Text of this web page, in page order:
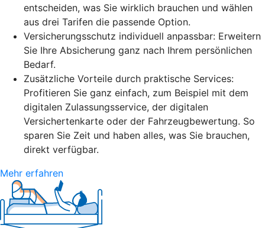
entscheiden, was Sie wirklich brauchen und wählen
aus drei Tarifen die passende Option.
Versicherungsschutz individuell anpassbar: Erweitern
Sie Ihre Absicherung ganz nach Ihrem persönlichen
Bedarf.
Zusätzliche Vorteile durch praktische Services:
Profitieren Sie ganz einfach, zum Beispiel mit dem
digitalen Zulassungsservice, der digitalen
Versichertenkarte oder der Fahrzeugbewertung. So
sparen Sie Zeit und haben alles, was Sie brauchen,
direkt verfügbar.
Mehr erfahren